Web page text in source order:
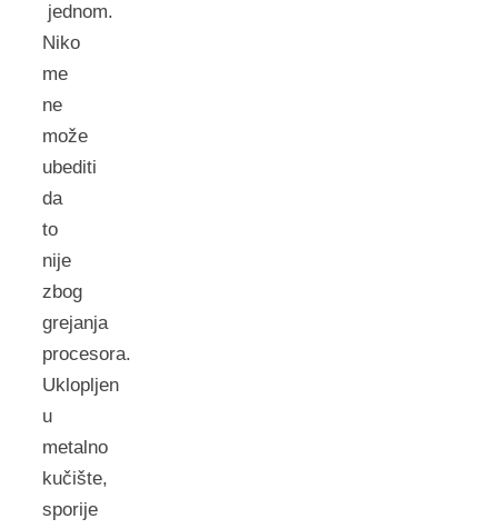
jednom.
Niko
me
ne
može
ubediti
da
to
nije
zbog
grejanja
procesora.
Uklopljen
u
metalno
kučište,
sporije